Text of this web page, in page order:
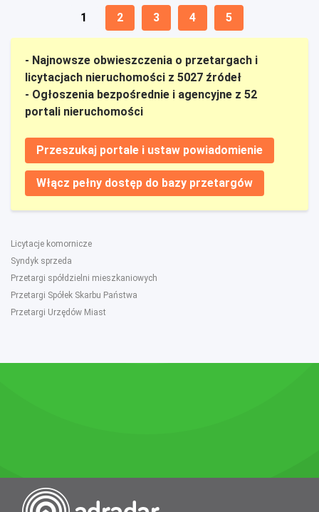
1 2 3 4 5
- Najnowsze obwieszczenia o przetargach i
licytacjach nieruchomości z 5027 źródeł
- Ogłoszenia bezpośrednie i agencyjne z 52
portali nieruchomości
Przeszukaj portale i ustaw powiadomienie
Włącz pełny dostęp do bazy przetargów
Licytacje komornicze
Syndyk sprzeda
Przetargi spółdzielni mieszkaniowych
Przetargi Spółek Skarbu Państwa
Przetargi Urzędów Miast